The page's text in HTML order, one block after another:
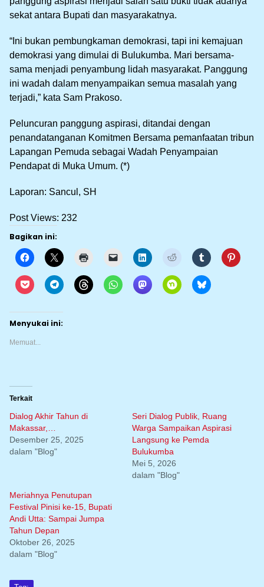
sekat antara Bupati dan masyarakatnya.
“Ini bukan pembungkaman demokrasi, tapi ini kemajuan
demokrasi yang dimulai di Bulukumba. Mari bersama-
sama menjadi penyambung lidah masyarakat. Panggung
ini wadah dalam menyampaikan semua masalah yang
terjadi,” kata Sam Prakoso.
Peluncuran panggung aspirasi, ditandai dengan
penandatanganan Komitmen Bersama pemanfaatan tribun
Lapangan Pemuda sebagai Wadah Penyampaian
Pendapat di Muka Umum. (*)
Laporan: Sancul, SH
Post Views: 232
Bagikan ini:
Menyukai ini:
Memuat...
Terkait
Dialog Akhir Tahun di
Makassar,…
Desember 25, 2025
dalam "Blog"
Seri Dialog Publik, Ruang
Warga Sampaikan Aspirasi
Langsung ke Pemda
Bulukumba
Mei 5, 2026
dalam "Blog"
Meriahnya Penutupan
Festival Pinisi ke-15, Bupati
Andi Utta: Sampai Jumpa
Tahun Depan
Oktober 26, 2025
dalam "Blog"